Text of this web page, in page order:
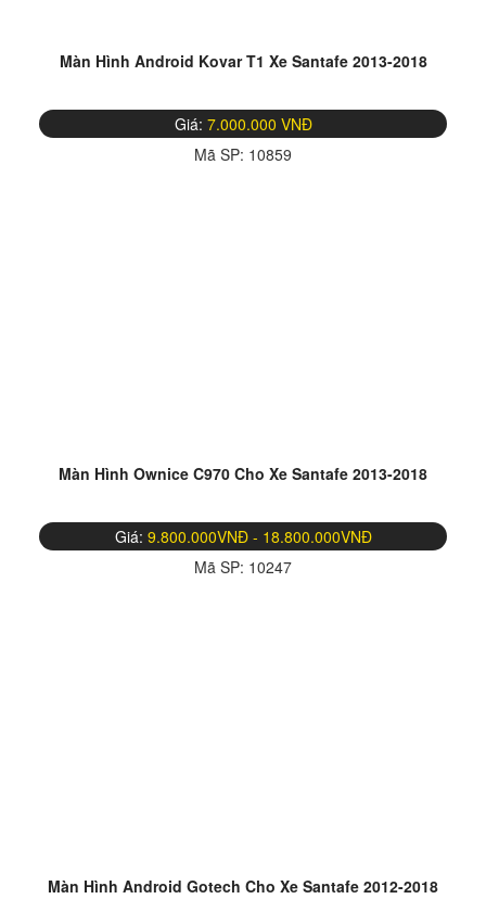
Màn Hình Android Kovar T1 Xe Santafe 2013-2018
Giá: 7.000.000 VNĐ
Mã SP: 10859
Màn Hình Ownice C970 Cho Xe Santafe 2013-2018
Giá: 9.800.000VNĐ - 18.800.000VNĐ
Mã SP: 10247
Màn Hình Android Gotech Cho Xe Santafe 2012-2018